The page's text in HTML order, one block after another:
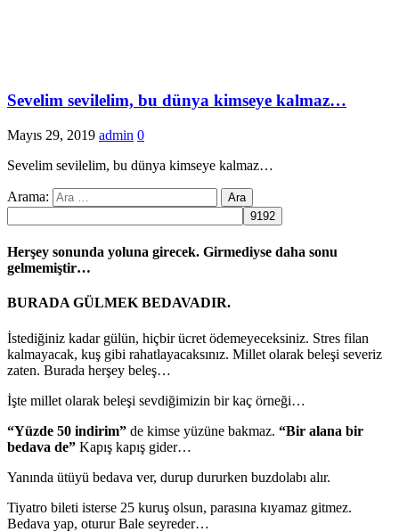
Sevelim sevilelim, bu dünya kimseye kalmaz…
Mayıs 29, 2019 admin 0
Sevelim sevilelim, bu dünya kimseye kalmaz…
Arama:
Herşey sonunda yoluna girecek. Girmediyse daha sonu
gelmemiştir…
BURADA GÜLMEK BEDAVADIR.
İstediğiniz kadar gülün, hiçbir ücret ödemeyeceksiniz. Stres filan
kalmayacak, kuş gibi rahatlayacaksınız. Millet olarak beleşi severiz
zaten. Burada herşey beleş…
İşte millet olarak beleşi sevdiğimizin bir kaç örneği…
“Yüzde 50 indirim” de kimse yüzüne bakmaz. “Bir alana bir
bedava de” Kapış kapış gider…
Yanında ütüyü bedava ver, durup dururken buzdolabı alır.
Tiyatro bileti isterse 25 kuruş olsun, parasına kıyamaz gitmez.
Bedava yap, oturur Bale seyreder…